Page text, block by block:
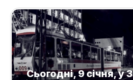
Сьогодні, 9 січня, у